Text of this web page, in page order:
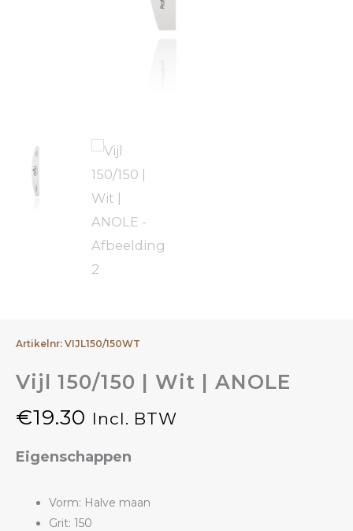
Artikelnr: VIJL150/150WT
Vijl 150/150 | Wit | ANOLE
€19.30 Incl. BTW
Eigenschappen
Vorm: Halve maan
Grit: 150